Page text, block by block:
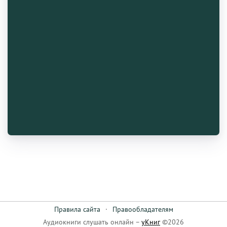
Правила сайта ·
Правообладателям
Аудиокниги слушать онлайн – уКниг©2026